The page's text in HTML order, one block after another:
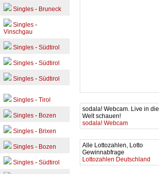
Singles - Bruneck
Singles -
Vinschgau
Singles - Südtirol
Singles - Südtirol
Singles - Südtirol
Singles - Tirol
Singles - Bozen
Singles - Brixen
Singles - Bozen
Singles - Südtirol
sodala! Webcam. Live in die
Welt schauen!
sodala! Webcam
Alle Lottozahlen, Lotto
Gewinnabfrage
Lottozahlen Deutschland